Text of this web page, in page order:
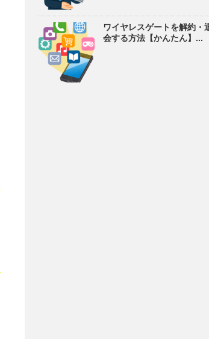
ワイヤレスゲートを解約・
会する方法【かんたん】...